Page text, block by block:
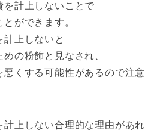
を計上しないことで
ができます。
計上しないと
の粉飾と見なされ、
くする可能性があるので注意
計上しない合理的な理由があれ